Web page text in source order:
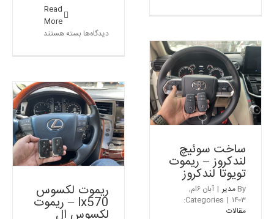
ساخت
ریموت
پورشه
اصلی
Read
More
دیدگاه‌ها برای
ام
و
i8
–
ریموت
بی
ام
و
بسته هستند
ساخت سوئیچ لندکروز –
ریموت تویوتا لندکروز
مقالات
ساخت سوئیچ
لندکروز – ریموت
تویوتا لندکروز
By مدیر |
آبان ۶ام,
۱۴۰۳ |
Categories:
مقالات
ریموت لکسوس
lx570 – ریموت